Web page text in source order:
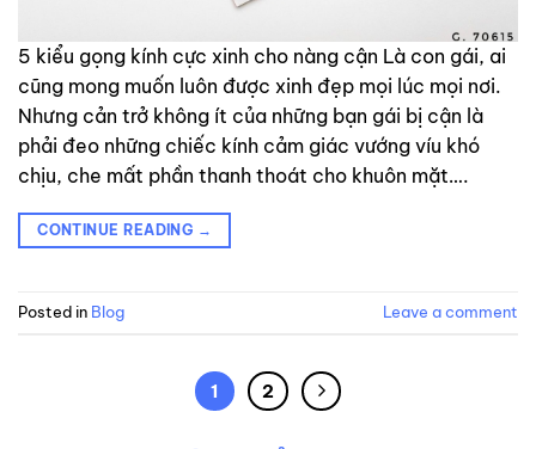
5 kiểu gọng kính cực xinh cho nàng cận Là con gái, ai
cũng mong muốn luôn được xinh đẹp mọi lúc mọi nơi.
Nhưng cản trở không ít của những bạn gái bị cận là
phải đeo những chiếc kính cảm giác vướng víu khó
chịu, che mất phần thanh thoát cho khuôn mặt….
CONTINUE READING →
Posted in Blog Leave a comment
1 2